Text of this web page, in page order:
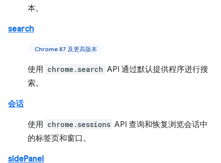
本。
search
Chrome 87 及更高版本
使用 chrome.search API 通过默认提供程序进行搜
索。
会话
使用 chrome.sessions API 查询和恢复浏览会话中
的标签页和窗口。
sidePanel